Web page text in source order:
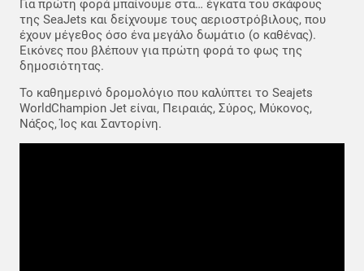
Για πρώτη φορά μπαίνουμε στα… έγκατα του σκάφους
της SeaJets και δείχνουμε τους αεριοστρόβιλους, που
έχουν μέγεθος όσο ένα μεγάλο δωμάτιο (ο καθένας).
Εικόνες που βλέπουν για πρώτη φορά το φως της
δημοσιότητας.
Το καθημερινό δρομολόγιο που καλύπτει το Seajets
WorldChampion Jet είναι, Πειραιάς, Σύρος, Μύκονος,
Νάξος, Ίος και Σαντορίνη.